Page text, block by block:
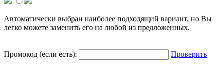
Автоматически выбран наиболее подходящий вариант, но Вы
легко можете заменить его на любой из предложенных.
Промокод (если есть): Проверить